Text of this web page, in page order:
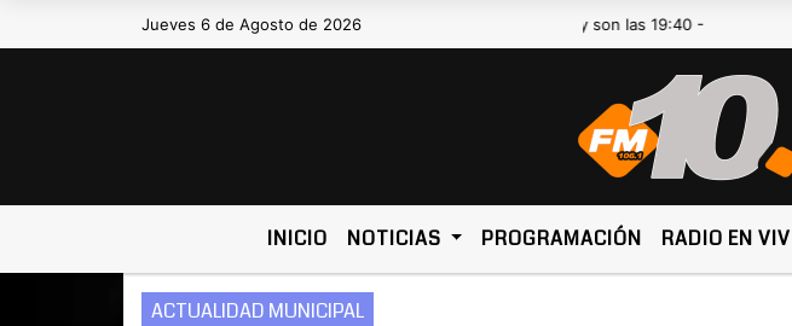
Jueves 6 de Agosto de 2026
Hoy es Jueves 6 de Agosto de 2026 y son las 19:40 -
INICIO NOTICIAS PROGRAMACIÓN RADIO EN
ACTUALIDAD MUNICIPAL